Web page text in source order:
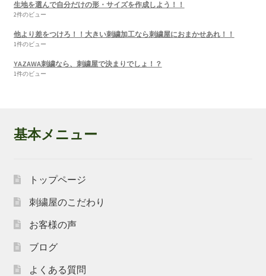
生地を選んで自分だけの形・サイズを作成しよう！！
2件のビュー
他より差をつけろ！！大きい刺繍加工なら刺繍屋におまかせあれ！！
1件のビュー
YAZAWA刺繍なら、刺繍屋で決まりでしょ！？
1件のビュー
基本メニュー
トップページ
刺繍屋のこだわり
お客様の声
ブログ
よくある質問